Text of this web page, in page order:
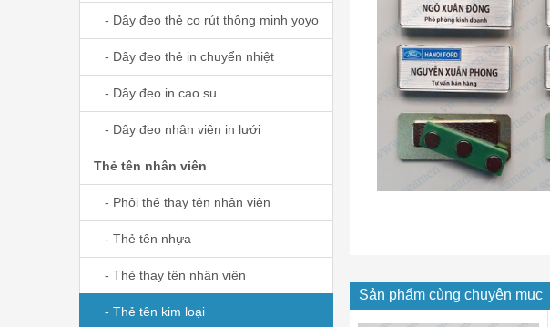
- Dây đeo thẻ co rút thông minh yoyo
- Dây đeo thẻ in chuyển nhiệt
- Dây đeo in cao su
- Dây đeo nhân viên in lưới
Thẻ tên nhân viên
- Phôi thẻ thay tên nhân viên
- Thẻ tên nhựa
- Thẻ thay tên nhân viên
- Thẻ tên kim loại
Sản phẩm cùng chuyên mục